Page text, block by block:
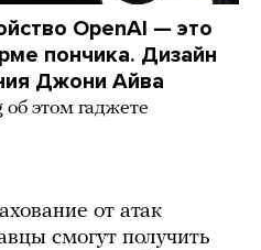
OpenAI — это
пончика. Дизайн
Джони Айва
об этом гаджете
от атак
смогут получить